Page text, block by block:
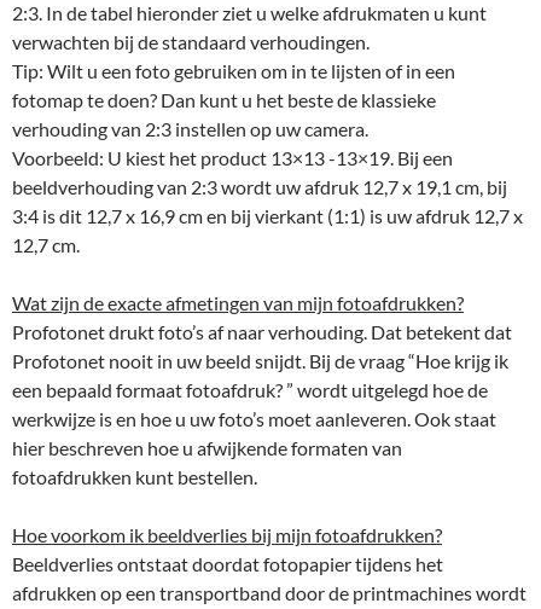
2:3. In de tabel hieronder ziet u welke afdrukmaten u kunt
verwachten bij de standaard verhoudingen.
Tip: Wilt u een foto gebruiken om in te lijsten of in een
fotomap te doen? Dan kunt u het beste de klassieke
verhouding van 2:3 instellen op uw camera.
Voorbeeld: U kiest het product 13×13 -13×19. Bij een
beeldverhouding van 2:3 wordt uw afdruk 12,7 x 19,1 cm, bij
3:4 is dit 12,7 x 16,9 cm en bij vierkant (1:1) is uw afdruk 12,7 x
12,7 cm.
Wat zijn de exacte afmetingen van mijn fotoafdrukken?
Profotonet drukt foto’s af naar verhouding. Dat betekent dat
Profotonet nooit in uw beeld snijdt. Bij de vraag “Hoe krijg ik
een bepaald formaat fotoafdruk? ” wordt uitgelegd hoe de
werkwijze is en hoe u uw foto’s moet aanleveren. Ook staat
hier beschreven hoe u afwijkende formaten van
fotoafdrukken kunt bestellen.
Hoe voorkom ik beeldverlies bij mijn fotoafdrukken?
Beeldverlies ontstaat doordat fotopapier tijdens het
afdrukken op een transportband door de printmachines wordt